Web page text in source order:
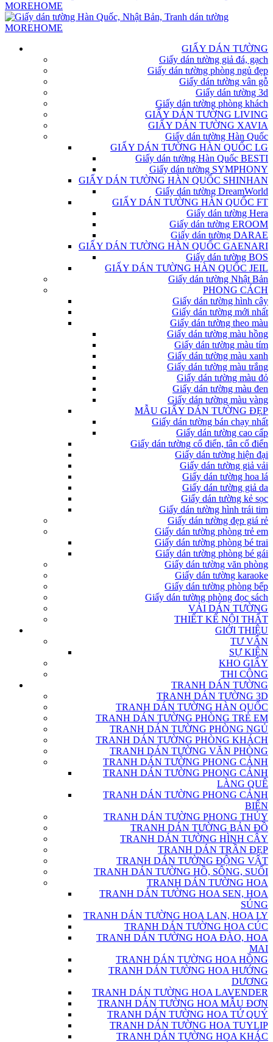
GIẤY DÁN TƯỜNG
Giấy dán tường giả đá, gạch
Giấy dán tường phòng ngủ đẹp
Giấy dán tường vân gỗ
Giấy dán tường 3d
Giấy dán tường phòng khách
GIẤY DÁN TƯỜNG LIVING
GIẤY DÁN TƯỜNG XAVIA
Giấy dán tường Hàn Quốc
GIẤY DÁN TƯỜNG HÀN QUỐC LG
Giấy dán tường Hàn Quốc BESTI
Giấy dán tường SYMPHONY
GIẤY DÁN TƯỜNG HÀN QUỐC SHINHAN
Giấy dán tường DreamWorld
GIẤY DÁN TƯỜNG HÀN QUỐC FT
Giấy dán tường Hera
Giấy dán tường EROOM
Giấy dán tường DARAE
GIẤY DÁN TƯỜNG HÀN QUỐC GAENARI
Giấy dán tường BOS
GIẤY DÁN TƯỜNG HÀN QUỐC JEIL
Giấy dán tường Nhật Bản
PHONG CÁCH
Giấy dán tường hình cây
Giấy dán tường mới nhất
Giấy dán tường theo màu
Giấy dán tường màu hồng
Giấy dán tường màu tím
Giấy dán tường màu xanh
Giấy dán tường màu trắng
Giấy dán tường màu đỏ
Giấy dán tường màu đen
Giấy dán tường màu vàng
MẪU GIẤY DÁN TƯỜNG ĐẸP
Giấy dán tường bán chạy nhất
Giấy dán tường cao cấp
Giấy dán tường cổ điển, tân cổ điển
Giấy dán tường hiện đại
Giấy dán tường giả vải
Giấy dán tường hoa lá
Giấy dán tường giả da
Giấy dán tường kẻ sọc
Giấy dán tường hình trái tim
Giấy dán tường đẹp giá rẻ
Giấy dán tường phòng trẻ em
Giấy dán tường phòng bé trai
Giấy dán tường phòng bé gái
Giấy dán tường văn phòng
Giấy dán tường karaoke
Giấy dán tường phòng bếp
Giấy dán tường phòng đọc sách
VẢI DÁN TƯỜNG
THIẾT KẾ NỘI THẤT
GIỚI THIỆU
TƯ VẤN
SỰ KIỆN
KHO GIẤY
THI CÔNG
TRANH DÁN TƯỜNG
TRANH DÁN TƯỜNG 3D
TRANH DÁN TƯỜNG HÀN QUỐC
TRANH DÁN TƯỜNG PHÒNG TRẺ EM
TRANH DÁN TƯỜNG PHÒNG NGỦ
TRANH DÁN TƯỜNG PHÒNG KHÁCH
TRANH DÁN TƯỜNG VĂN PHÒNG
TRANH DÁN TƯỜNG PHONG CẢNH
TRANH DÁN TƯỜNG PHONG CẢNH
LÀNG QUÊ
TRANH DÁN TƯỜNG PHONG CẢNH
BIỂN
TRANH DÁN TƯỜNG PHONG THỦY
TRANH DÁN TƯỜNG BẢN ĐỒ
TRANH DÁN TƯỜNG HÌNH CÂY
TRANH DÁN TRẦN ĐẸP
TRANH DÁN TƯỜNG ĐỘNG VẬT
TRANH DÁN TƯỜNG HỒ, SÔNG, SUỐI
TRANH DÁN TƯỜNG HOA
TRANH DÁN TƯỜNG HOA SEN, HOA
SÚNG
TRANH DÁN TƯỜNG HOA LAN, HOA LY
TRANH DÁN TƯỜNG HOA CÚC
TRANH DÁN TƯỜNG HOA ĐÀO, HOA
MAI
TRANH DÁN TƯỜNG HOA HỒNG
TRANH DÁN TƯỜNG HOA HƯỚNG
DƯƠNG
TRANH DÁN TƯỜNG HOA LAVENDER
TRANH DÁN TƯỜNG HOA MẪU ĐƠN
TRANH DÁN TƯỜNG HOA TỨ QUÝ
TRANH DÁN TƯỜNG HOA TUYLIP
TRANH DÁN TƯỜNG HOA KHÁC